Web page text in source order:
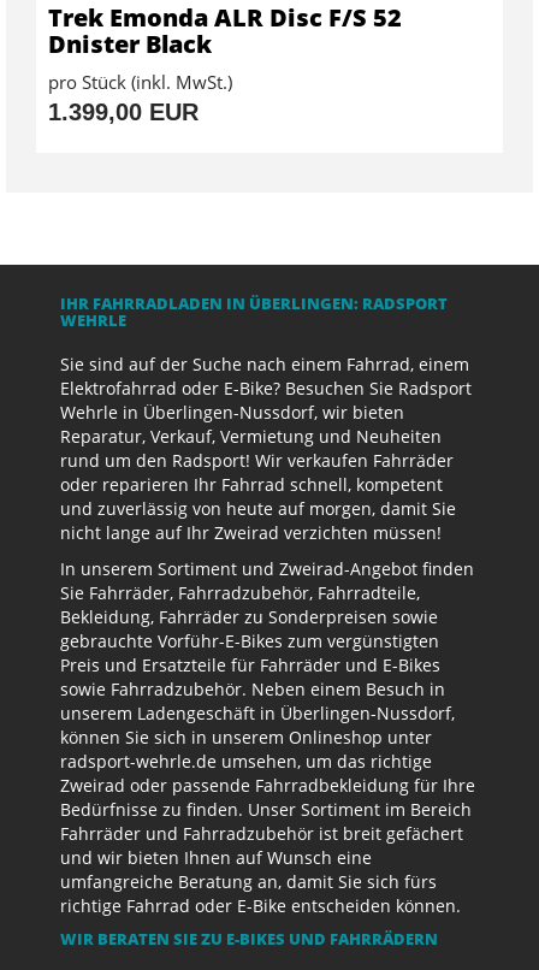
Trek Emonda ALR Disc F/S 52
Dnister Black
pro Stück (inkl. MwSt.)
1.399,00 EUR
IHR FAHRRADLADEN IN ÜBERLINGEN: RADSPORT
WEHRLE
Sie sind auf der Suche nach einem Fahrrad, einem
Elektrofahrrad oder E-Bike? Besuchen Sie Radsport
Wehrle in Überlingen-Nussdorf, wir bieten
Reparatur, Verkauf, Vermietung und Neuheiten
rund um den Radsport! Wir verkaufen Fahrräder
oder reparieren Ihr Fahrrad schnell, kompetent
und zuverlässig von heute auf morgen, damit Sie
nicht lange auf Ihr Zweirad verzichten müssen!
In unserem Sortiment und Zweirad-Angebot finden
Sie Fahrräder, Fahrradzubehör, Fahrradteile,
Bekleidung, Fahrräder zu Sonderpreisen sowie
gebrauchte Vorführ-E-Bikes zum vergünstigten
Preis und Ersatzteile für Fahrräder und E-Bikes
sowie Fahrradzubehör. Neben einem Besuch in
unserem Ladengeschäft in Überlingen-Nussdorf,
können Sie sich in unserem Onlineshop unter
radsport-wehrle.de umsehen, um das richtige
Zweirad oder passende Fahrradbekleidung für Ihre
Bedürfnisse zu finden. Unser Sortiment im Bereich
Fahrräder und Fahrradzubehör ist breit gefächert
und wir bieten Ihnen auf Wunsch eine
umfangreiche Beratung an, damit Sie sich fürs
richtige Fahrrad oder E-Bike entscheiden können.
WIR BERATEN SIE ZU E-BIKES UND FAHRRÄDERN